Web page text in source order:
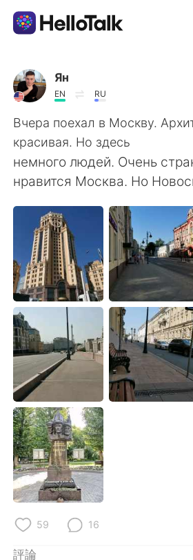
語言交換應用
AI Grammar Checker
繁體中文
English 简体中文
Español العربية
Français Deutsch
한국어
Русский ไทย
Indonesia Italiano
Türkçe
Português
Ян
EN RU
Вчера поехал в Москву.
красивая. Но здесь
немного людей. Очень
нравится Москва. Но
59 16
評論